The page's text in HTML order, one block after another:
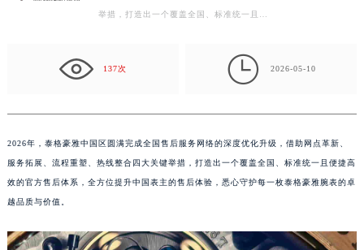
举措，打造出一个覆盖全国、标准统一且…
137次  2026-05-10
2026年，泰格豪雅中国区圆满完成全国售后服务网络的深度优化升级，借助网点革新、
服务拓展、流程重塑、热线整合四大关键举措，打造出一个覆盖全国、标准统一且便捷高
效的官方售后体系，全方位提升中国表主的售后体验，悉心守护每一枚泰格豪雅腕表的卓
越品质与价值。